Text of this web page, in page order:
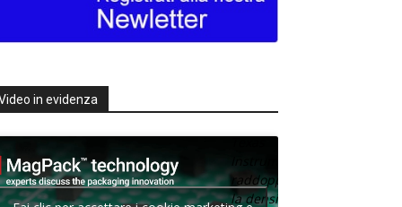
in evidenza
Texas
raddoppia
la densità